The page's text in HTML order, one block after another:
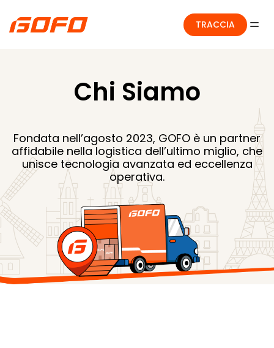
TRACCIA
Chi Siamo
Fondata nell’agosto 2023, GOFO è un partner
affidabile nella logistica dell’ultimo miglio, che
unisce tecnologia avanzata ed eccellenza
operativa.